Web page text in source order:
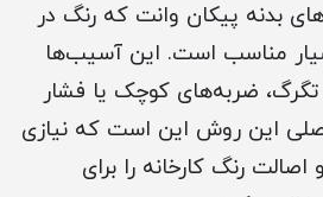
بدنه پیکان وانت که رنگ در
مناسب است. این آسیب‌ها
تگرگ، ضربه‌های کوچک یا فشار
این روش این است که نیازی
رنگ کارخانه را برای